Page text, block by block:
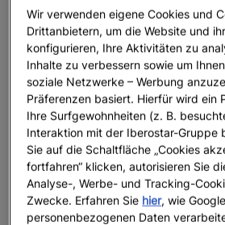
Wir verwenden eigene Cookies und
Drittanbietern, um die Website und
konfigurieren, Ihre Aktivitäten zu
Inhalte zu verbessern sowie um
soziale Netzwerke – Werbung
Präferenzen basiert. Hierfür wird ein
Ihre Surfgewohnheiten (z. B.
Interaktion mit der Iberostar-Gruppe
Sie auf die Schaltfläche „Cookies
fortfahren“ klicken, autorisieren Sie
Analyse-, Werbe- und Tracking-
Zwecke. Erfahren Sie hier, wie
personenbezogenen Daten